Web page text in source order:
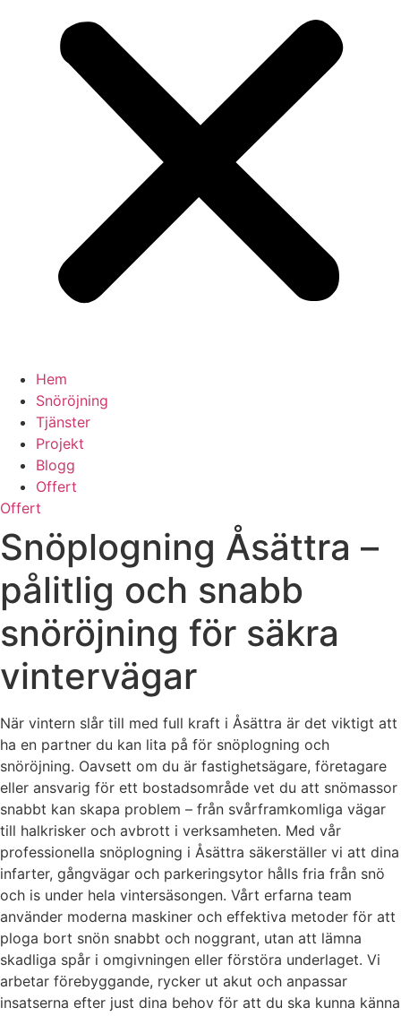
Hem
Snöröjning
Tjänster
Projekt
Blogg
Offert
Offert
Snöplogning Åsättra –
pålitlig och snabb
snöröjning för säkra
vintervägar
När vintern slår till med full kraft i Åsättra är det viktigt att
ha en partner du kan lita på för snöplogning och
snöröjning. Oavsett om du är fastighetsägare, företagare
eller ansvarig för ett bostadsområde vet du att snömassor
snabbt kan skapa problem – från svårframkomliga vägar
till halkrisker och avbrott i verksamheten. Med vår
professionella snöplogning i Åsättra säkerställer vi att dina
infarter, gångvägar och parkeringsytor hålls fria från snö
och is under hela vintersäsongen. Vårt erfarna team
använder moderna maskiner och effektiva metoder för att
ploga bort snön snabbt och noggrant, utan att lämna
skadliga spår i omgivningen eller förstöra underlaget. Vi
arbetar förebyggande, rycker ut akut och anpassar
insatserna efter just dina behov för att du ska kunna känna